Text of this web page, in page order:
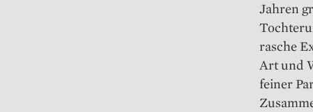
Jahren
rasche
Art und
feiner